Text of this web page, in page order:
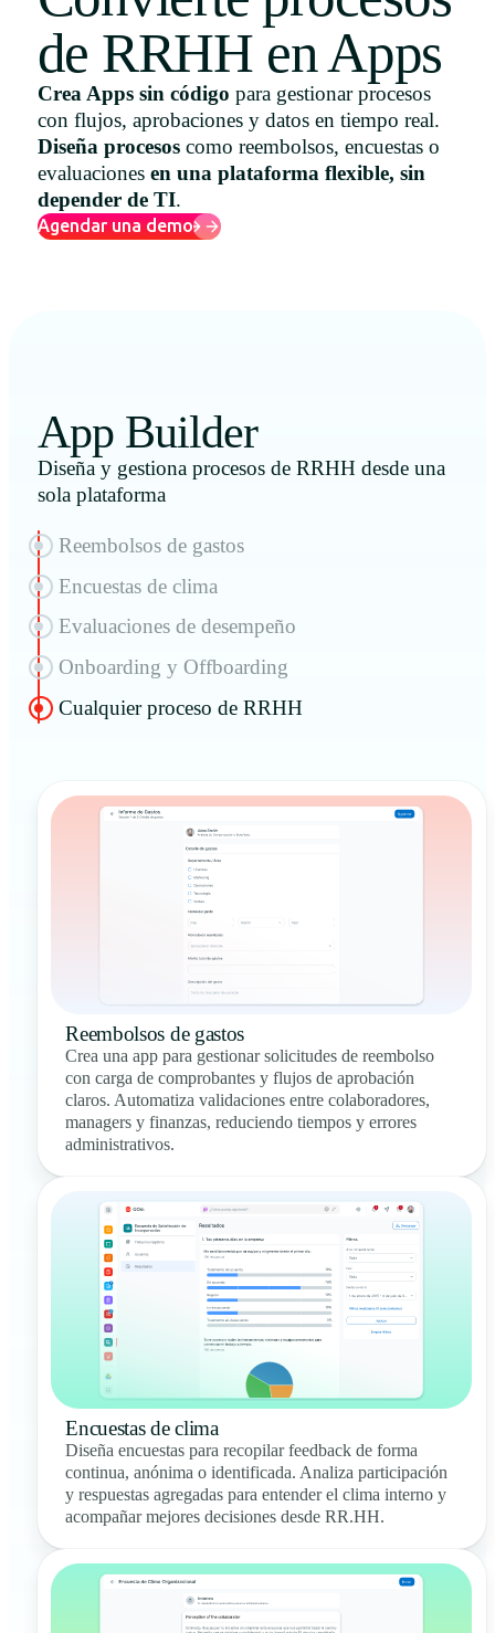
Uruguay
USA
Español
English
de RRHH en Apps
Crea Apps sin código para gestionar procesos
con flujos, aprobaciones y datos en tiempo real.
Diseña procesoscomo reembolsos, encuestas o
evaluaciones en una plataforma flexible, sin
depender de TI.
Agendar una demo
App Builder
Diseña y gestiona procesos de RRHH desde una
sola plataforma
Reembolsos de gastos
Encuestas de clima
Evaluaciones de desempeño
Onboarding y Offboarding
Cualquier proceso de RRHH
Reembolsos de gastos
Crea una app para gestionar solicitudes de reembolso
con carga de comprobantes y flujos de aprobación
claros. Automatiza validaciones entre colaboradores,
managers y finanzas, reduciendo tiempos y errores
administrativos.
Encuestas de clima
Diseña encuestas para recopilar feedback de forma
continua, anónima o identificada. Analiza participación
y respuestas agregadas para entender el clima interno y
acompañar mejores decisiones desde RR.HH.